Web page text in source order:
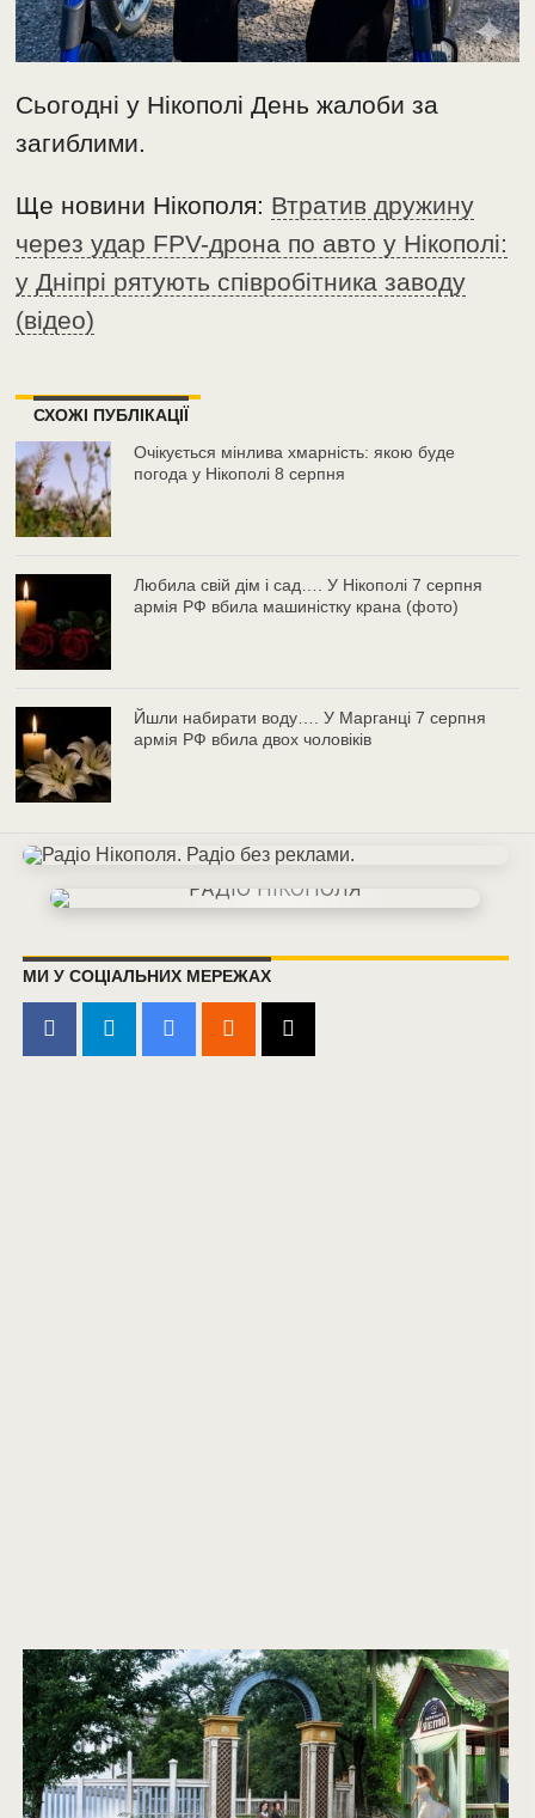
Сьогодні у Нікополі День жалоби за
загиблими.
Ще новини Нікополя: Втратив дружину
через удар FPV-дрона по авто у Нікополі:
у Дніпрі рятують співробітника заводу
(відео)
СХОЖІ ПУБЛІКАЦІЇ
Очікується мінлива хмарність: якою буде
погода у Нікополі 8 серпня
Любила свій дім і сад…. У Нікополі 7 серпня
армія РФ вбила машиністку крана (фото)
Йшли набирати воду…. У Марганці 7 серпня
армія РФ вбила двох чоловіків
МИ У СОЦІАЛЬНИХ МЕРЕЖАХ